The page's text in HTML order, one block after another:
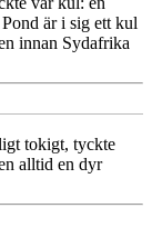
är i sig ett kul
innan Sydafrika
tokigt, tyckte
alltid en dyr